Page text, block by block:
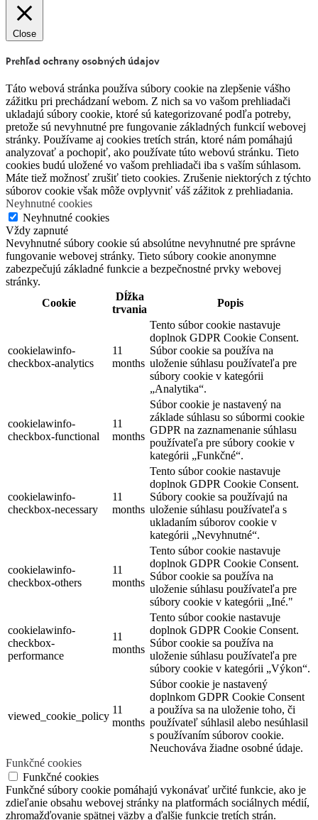
Close
Prehľad ochrany osobných údajov
Táto webová stránka používa súbory cookie na zlepšenie vášho
zážitku pri prechádzaní webom. Z nich sa vo vašom prehliadači
ukladajú súbory cookie, ktoré sú kategorizované podľa potreby,
pretože sú nevyhnutné pre fungovanie základných funkcií webovej
stránky. Používame aj cookies tretích strán, ktoré nám pomáhajú
analyzovať a pochopiť, ako používate túto webovú stránku. Tieto
cookies budú uložené vo vašom prehliadači iba s vaším súhlasom.
Máte tiež možnosť zrušiť tieto cookies. Zrušenie niektorých z týchto
súborov cookie však môže ovplyvniť váš zážitok z prehliadania.
Neyhnutné cookies
Neyhnutné cookies
Vždy zapnuté
Nevyhnutné súbory cookie sú absolútne nevyhnutné pre správne
fungovanie webovej stránky. Tieto súbory cookie anonymne
zabezpečujú základné funkcie a bezpečnostné prvky webovej
stránky.
Cookie
Dĺžka
trvania
Popis
cookielawinfo-
checkbox-analytics
11
months
Tento súbor cookie nastavuje
doplnok GDPR Cookie Consent.
Súbor cookie sa používa na
uloženie súhlasu používateľa pre
súbory cookie v kategórii
„Analytika“.
cookielawinfo-
checkbox-functional
11
months
Súbor cookie je nastavený na
základe súhlasu so súbormi cookie
GDPR na zaznamenanie súhlasu
používateľa pre súbory cookie v
kategórii „Funkčné“.
cookielawinfo-
checkbox-necessary
11
months
Tento súbor cookie nastavuje
doplnok GDPR Cookie Consent.
Súbory cookie sa používajú na
uloženie súhlasu používateľa s
ukladaním súborov cookie v
kategórii „Nevyhnutné“.
cookielawinfo-
checkbox-others
11
months
Tento súbor cookie nastavuje
doplnok GDPR Cookie Consent.
Súbor cookie sa používa na
uloženie súhlasu používateľa pre
súbory cookie v kategórii „Iné."
cookielawinfo-
checkbox-
performance
11
months
Tento súbor cookie nastavuje
doplnok GDPR Cookie Consent.
Súbor cookie sa používa na
uloženie súhlasu používateľa pre
súbory cookie v kategórii „Výkon“.
viewed_cookie_policy
11
months
Súbor cookie je nastavený
doplnkom GDPR Cookie Consent
a používa sa na uloženie toho, či
používateľ súhlasil alebo nesúhlasil
s používaním súborov cookie.
Neuchováva žiadne osobné údaje.
Funkčné cookies
Funkčné cookies
Funkčné súbory cookie pomáhajú vykonávať určité funkcie, ako je
zdieľanie obsahu webovej stránky na platformách sociálnych médií,
zhromažďovanie spätnej väzby a ďalšie funkcie tretích strán.